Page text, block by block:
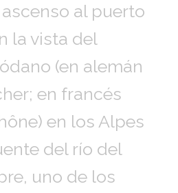
al puerto
la vista del
(en alemán
en francés
en los Alpes
del río del
uno de los